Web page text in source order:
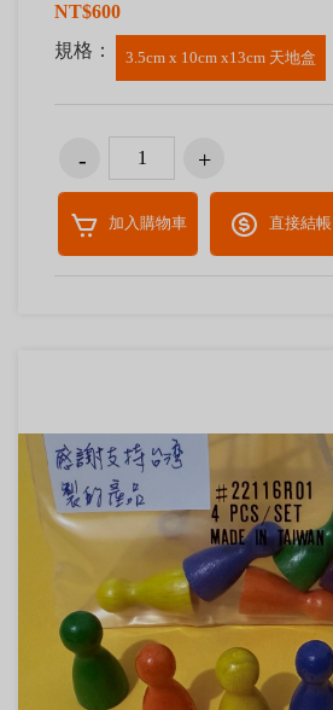
NT$600
規格：
3.5cm x 10cm x13cm 天地盒
加入購物車 直接結帳